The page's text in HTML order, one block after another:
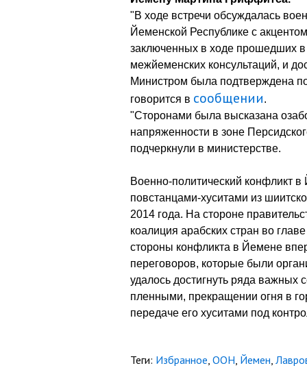
"В ходе встречи обсуждалась
Йеменской Республике с
заключенных в ходе прошедших
межйеменских консультаций, и
Министром была подтверждена
говорится в сообщении.
"Сторонами была высказана
напряженности в зоне
подчеркнули в министерстве.
Военно-политический конфликт
повстанцами-хуситами из
2014 года. На стороне
коалиция арабских стран во
стороны конфликта в Йемене
переговоров, которые были
удалось достигнуть ряда важных
пленными, прекращении огня в
передаче его хуситами под
Теги: Избранное ООН Йемен